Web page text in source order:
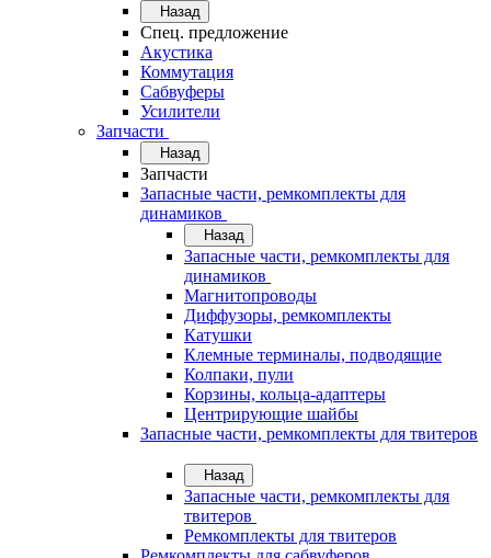
Назад
Спец. предложение
Акустика
Коммутация
Сабвуферы
Усилители
Запчасти
Назад
Запчасти
Запасные части, ремкомплекты для
динамиков
Назад
Запасные части, ремкомплекты для
динамиков
Магнитопроводы
Диффузоры, ремкомплекты
Катушки
Клемные терминалы, подводящие
Колпаки, пули
Корзины, кольца-адаптеры
Центрирующие шайбы
Запасные части, ремкомплекты для твитеров
Назад
Запасные части, ремкомплекты для
твитеров
Ремкомплекты для твитеров